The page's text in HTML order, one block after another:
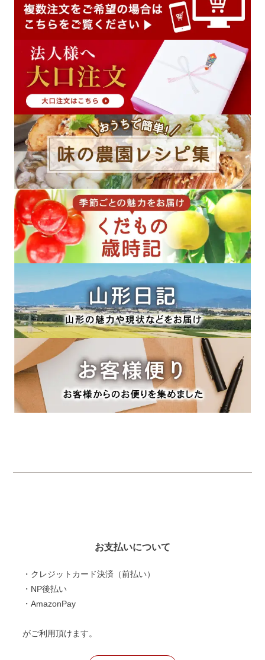
お支払いについて
・クレジットカード決済（前払い）
・NP後払い
・AmazonPay
がご利用頂けます。